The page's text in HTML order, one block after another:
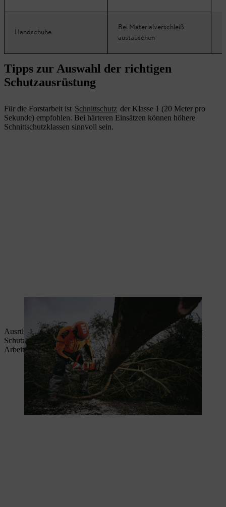
Handschuhe
Bei Materialverschleiß
austauschen
Tipps zur Auswahl der richtigen
Schutzausrüstung
Für die Forstarbeit ist Schnittschutz der Klasse 1 (20 Meter pro
Sekunde) empfohlen. Bei härteren Einsätzen können höhere
Schnittschutzklassen sinnvoll sein.
PSA Forst mit Schnittschutzklasse 1 für empfohlene Sicherheit bei
Ausrüstung wie dieSTIHL ADVANCE FlexTECkombiniert
Schutz mit maximaler Bewegungsfreiheit – ideal für lange
Arbeitstage.